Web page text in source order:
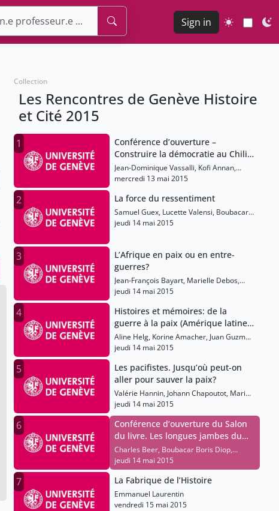
Sign in
Collection
Les Rencontres de Genève Histoire
et Cité 2015
1
Conférence d’ouverture –
Construire la démocratie au Chili:
quelle justice?
Jean-Dominique Vassalli, Kofi Annan,
Antonio Hodgers, Gilles Marchand, Juan
François Souyri, Sandrine Salerno
mercredi 13 mai 2015
2 La force du ressentiment
Samuel Guex, Lucette Valensi, Boubacar
Boris Diop, Doan Cam Thi, Benjamin
jeudi 14 mai 2015
3
L’Afrique en paix ou en entre-
guerres?
Jean-François Bayart, Marielle Debos,
Roland Marchal, Didier Péclard
jeudi 14 mai 2015
4
Histoires et mémoires: de la
guerre à la paix (Amérique latine –
Russie)
Aline Helg, Korine Amacher, Juan Guzmán
Tapia, Maria Lipman, Daniel Pécaut,
jeudi 14 mai 2015
5
Les pacifistes. Jusqu’où peut-on
aller pour sauver la paix?
Valérie Hannin, Johann Chapoutot, Marie-
Claire Hoock-Demarle, Christophe
Prochasson, Michel Winock
jeudi 14 mai 2015
6
Conférence d’ouverture du Salon
du livre. Les longues jambes du
printemps
Charles Beer, Boubacar Boris Diop,
Pierre-François Souyri, Pascal Van Der
Berghe
jeudi 14 mai 2015
7 La Fabrique de l’Histoire
Emmanuel Laurentin
vendredi 15 mai 2015